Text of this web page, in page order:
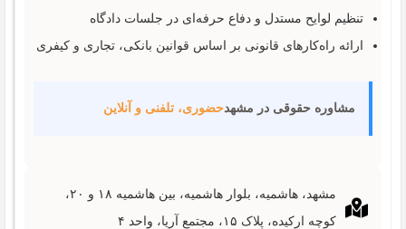
تنظیم لوایح مستدل و دفاع حرفه‌ای در جلسات دادگاه
ارائه راه‌کارهای قانونی بر اساس قوانین بانکی، تجاری و کیفری
مشاوره حقوقی در مشهدحضوری، تلفنی و آنلاین
مشهد، هاشمیه، بلوار هاشمیه، بین هاشمیه ۱۸ و ۲۰،
کوچه ارکیده، پلاک ۱۵، مجتمع آریا، واحد ۴